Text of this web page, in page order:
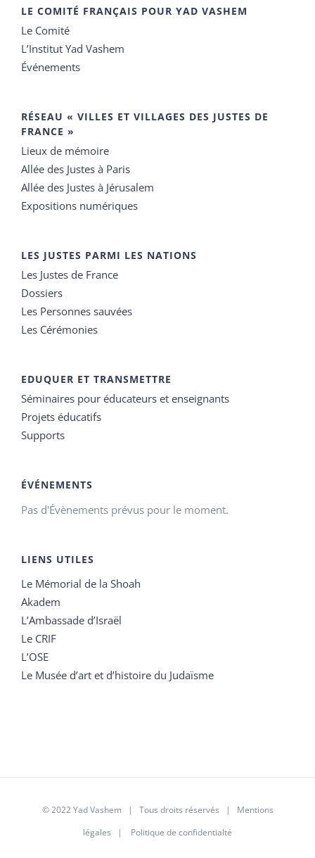
LE COMITÉ FRANÇAIS POUR YAD VASHEM
Le Comité
L’Institut Yad Vashem
Événements
RÉSEAU « VILLES ET VILLAGES DES JUSTES DE
FRANCE »
Lieux de mémoire
Allée des Justes à Paris
Allée des Justes à Jérusalem
Expositions numériques
LES JUSTES PARMI LES NATIONS
Les Justes de France
Dossiers
Les Personnes sauvées
Les Cérémonies
EDUQUER ET TRANSMETTRE
Séminaires pour éducateurs et enseignants
Projets éducatifs
Supports
ÉVÉNEMENTS
Pas d'Évènements prévus pour le moment.
LIENS UTILES
Le Mémorial de la Shoah
Akadem
L’Ambassade d’Israël
Le CRIF
L’OSE
Le Musée d’art et d’histoire du Judaïsme
© 2022 Yad Vashem | Tous droits réservés | Mentions
légales | Politique de confidentialté